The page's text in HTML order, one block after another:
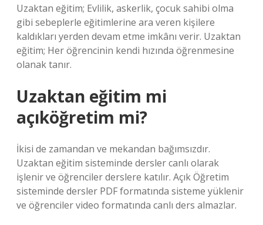
Uzaktan eğitim; Evlilik, askerlik, çocuk sahibi olma
gibi sebeplerle eğitimlerine ara veren kişilere
kaldıkları yerden devam etme imkânı verir. Uzaktan
eğitim; Her öğrencinin kendi hızında öğrenmesine
olanak tanır.
Uzaktan eğitim mi
açıköğretim mi?
İkisi de zamandan ve mekandan bağımsızdır.
Uzaktan eğitim sisteminde dersler canlı olarak
işlenir ve öğrenciler derslere katılır. Açık Öğretim
sisteminde dersler PDF formatında sisteme yüklenir
ve öğrenciler video formatında canlı ders almazlar.